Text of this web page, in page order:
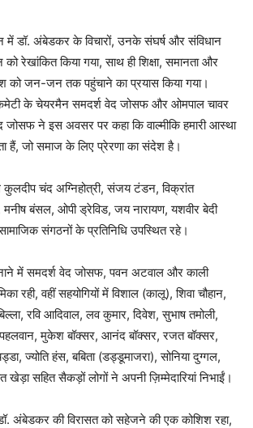
में डॉ. अंबेडकर के विचारों, उनके संघर्ष और संविधान
को रेखांकित किया गया, साथ ही शिक्षा, समानता और
को जन-जन तक पहुंचाने का प्रयास किया गया।
के चेयरमैन समदर्श वेद जोसफ और ओमपाल चावर
जोसफ ने इस अवसर पर कहा कि वाल्मीकि हमारी आस्था
हैं, जो समाज के लिए प्रेरणा का संदेश है।
कुलदीप चंद अग्निहोत्री, संजय टंडन, विक्रांत
बंसल, ओपी ड्रेविड, जय नारायण, यशवीर बेदी
संगठनों के प्रतिनिधि उपस्थित रहे।
में समदर्श वेद जोसफ, पवन अटवाल और काली
रही, वहीं सहयोगियों में विशाल (कालू), शिवा चौहान,
रवि आदिवाल, लव कुमार, दिवेश, सुभाष तमोली,
मुकेश बॉक्सर, आनंद बॉक्सर, रजत बॉक्सर,
ज्योति हंस, बबिता (डड्डूमाजरा), सोनिया दुग्गल,
सहित सैकड़ों लोगों ने अपनी ज़िम्मेदारियां निभाईं।
अंबेडकर की विरासत को सहेजने की एक कोशिश रहा,